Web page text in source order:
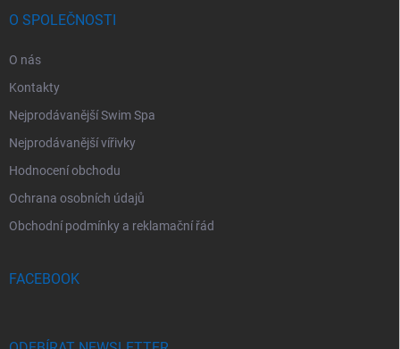
O SPOLEČNOSTI
O nás
Kontakty
Nejprodávanější Swim Spa
Nejprodávanější vířivky
Hodnocení obchodu
Ochrana osobních údajů
Obchodní podmínky a reklamační řád
FACEBOOK